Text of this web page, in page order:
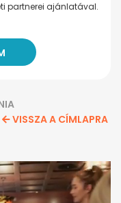
partnerei ajánlatával.
VISSZA A CÍMLAPRA